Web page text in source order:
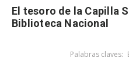
El tesoro de la Capilla
Biblioteca Nacional
Palabras claves: